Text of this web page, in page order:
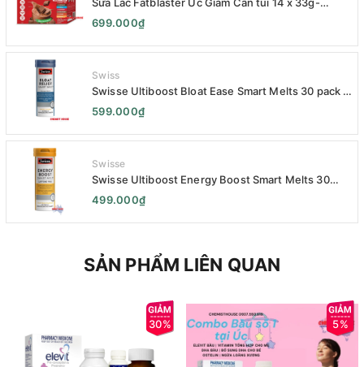
Naturopathica Fatblaster Weight Loss Shake
Variety Pack 14 x 33g - Sữa Giảm Cân
699.000₫
Swiss
Swisse Ultiboost Bloat Ease Smart Melts 30 pack -
Kẹo Ngậm Giảm Đầy Hơi Táo Bón Kèm Men Tiêu
Hóa - Swisse Bloat Relief Smart Melt 30 Viên
599.000₫
Swisse
Swisse Ultiboost Energy Boost Smart Melts 30
pack - Viên uống Tăng cường năng lượng tan chảy
thông minh 30 viên
499.000₫
SẢN PHẨM LIÊN QUAN
30% 5%